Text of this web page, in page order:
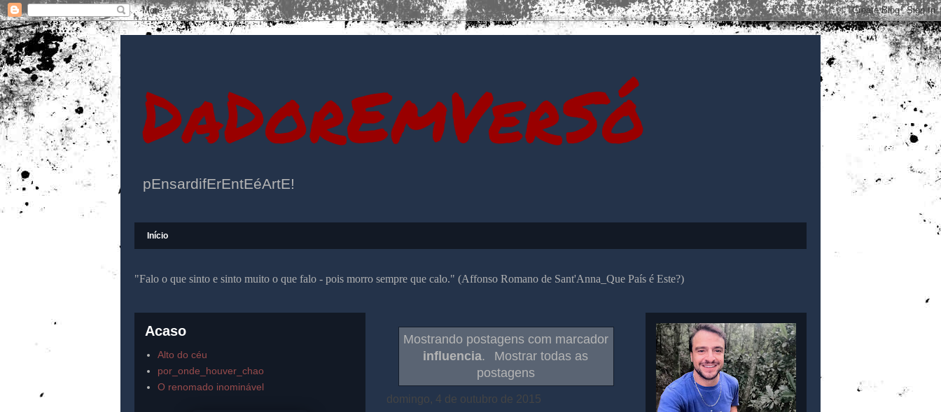
DaDorEmVerSó
pEnsardifErEntEéArtE!
Início
"Falo o que sinto e sinto muito o que falo - pois morro sempre que calo." (Affonso Romano de Sant'Anna_Que País é Este?)
Mostrando postagens com marcador
influencia.
Mostrar todas as
postagens
domingo, 4 de outubro de 2015
Acaso
Alto do céu
por_onde_houver_chao
O renomado inominável